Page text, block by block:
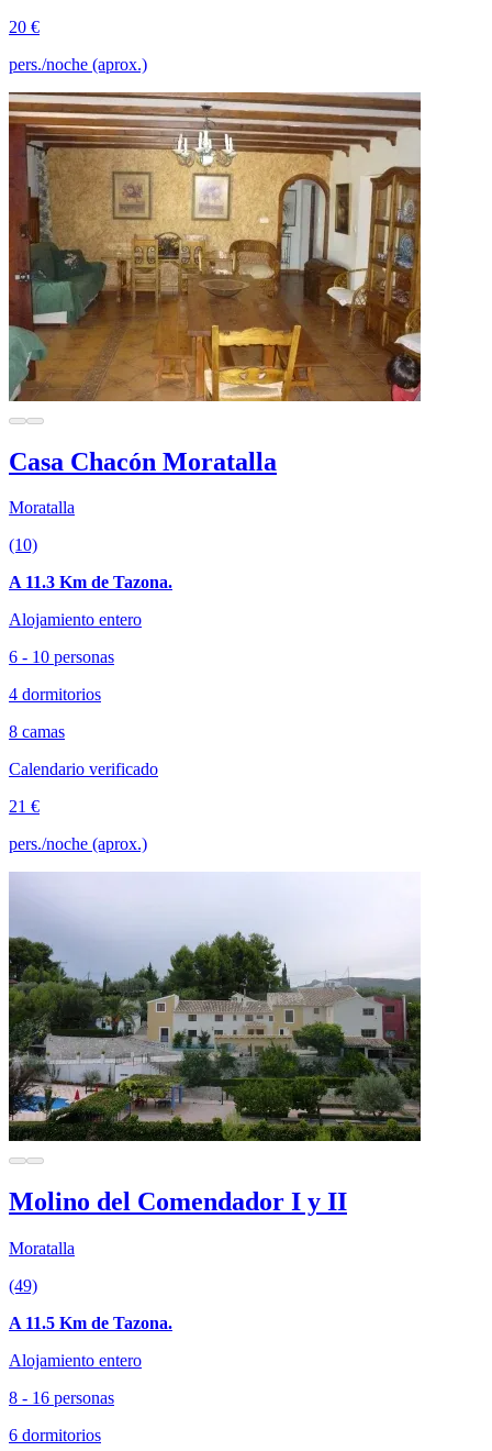
20 €
pers./noche (aprox.)
Casa Chacón Moratalla
Moratalla
(10)
A 11.3 Km de Tazona.
Alojamiento entero
6 - 10 personas
4 dormitorios
8 camas
Calendario verificado
21 €
pers./noche (aprox.)
Molino del Comendador I y II
Moratalla
(49)
A 11.5 Km de Tazona.
Alojamiento entero
8 - 16 personas
6 dormitorios